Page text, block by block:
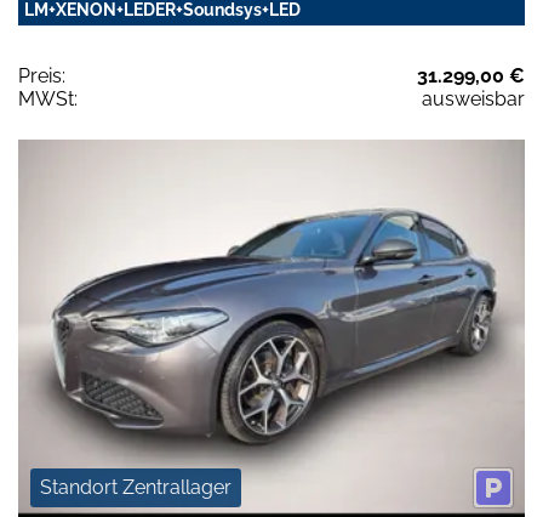
LM+XENON+LEDER+Soundsys+LED
Preis:
31.299,00 €
MWSt:
ausweisbar
Standort Zentrallager